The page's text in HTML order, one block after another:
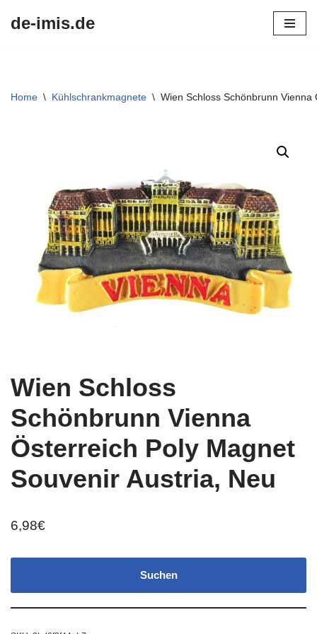
de-imis.de
Home \ Kühlschrankmagnete \ Wien Schloss Schönbrunn
Wien Schloss
Schönbrunn Vienna
Österreich Poly Magnet
Souvenir Austria, Neu
6,98€
Suchen